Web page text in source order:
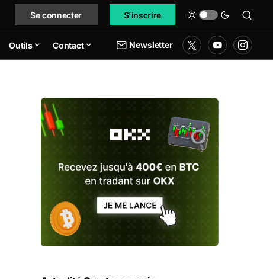
Se connecter S'inscrire
Outils Contact Newsletter